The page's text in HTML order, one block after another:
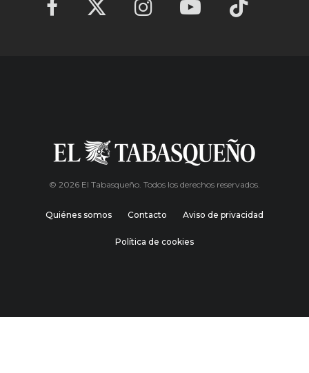
© 2026 El Tabasqueño. Todos los derechos reservados.
Quiénes somos Contacto Aviso de privacidad
Política de cookies